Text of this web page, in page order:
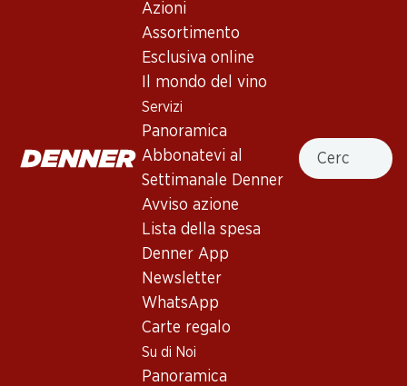
Azioni
Assortimento
Esclusiva online
Il mondo del vino
Servizi
Panoramica
Abbonatevi al
Settimanale Denner
Avviso azione
Lista della spesa
Denner App
Newsletter
WhatsApp
Carte regalo
Su di Noi
Panoramica
Cercare
Dom Pérignon Vintage Brut
Champagne , 2013
Giallo oro pallido. Aromi complessi di frutta candita, agrumi,
note floreali, un tocco di lievito e brioche. Perlage finissimo al
palato, con acidità equilibrata e un finale molto lungo.